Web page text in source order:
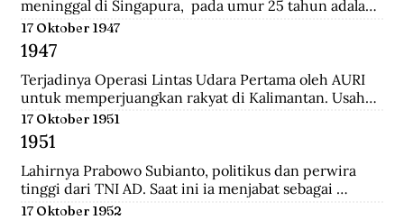
demonstrasi itu, dengan dukungan tank dan artileri,
bergerak ke istana presiden, menuntut pembubaran
parlemen.
meninggal di Singapura,  pada umur 25 tahun adalah
salah satu dari dua anggota KKO Korps Komando; kini
disebut Korps Marinir Indonesia yang ditangkap di
Singapura pada saat terjadinya Konfrontasi dengan
Malaysia. Bersama dengan seorang anggota KKO
lainnya bernama Usman, ia dihukum gantung oleh
pemerintah Singapura pada Oktober 1968 dengan
tuduhan meletakkan bom di wilayah pusat kota
Singapura yang padat pada 10 Maret 1965.
17 Oktober 1947
1947
Terjadinya Operasi Lintas Udara Pertama oleh AURI
untuk memperjuangkan rakyat di Kalimantan. Usaha
ini berhasil menerobos blokade udara Belanda dan
berhasil menerjunkan pasukan didaratan Kalimantan
dan membantu pasukan gerilaya dalam melawan
NICA.
17 Oktober 1951
1951
Lahirnya Prabowo Subianto, politikus dan perwira
tinggi dari TNI AD. Saat ini ia menjabat sebagai
Menteri Pertahanan.
17 Oktober 1952